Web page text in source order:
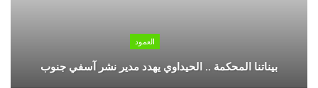
العمود
بيناتنا المحكمة .. الحيداوي يهدد مدير نشر آسفي جنوب